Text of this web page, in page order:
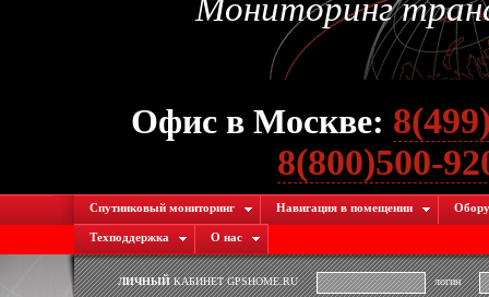
Мониторинг
Офис в Москве:
8(800)500-
Спутниковый мониторинг Навигация в помещении
Техподдержка О нас
ЛИЧНЫЙКАБИНЕТ GPSHOME.RU логин